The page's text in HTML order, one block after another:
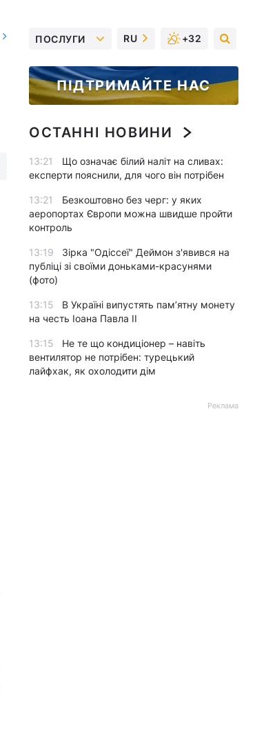
ПОСЛУГИ RU +32
ПІДТРИМАЙТЕ НАС
ОСТАННІ НОВИНИ
13:21
Що означає білий наліт на сливах:
експерти пояснили, для чого він потрібен
13:21
Безкоштовно без черг: у яких
аеропортах Європи можна швидше пройти
контроль
13:19
Зірка "Одіссеї" Деймон з'явився на
публіці зі своїми доньками-красунями
(фото)
13:15
В Україні випустять пам’ятну монету
на честь Іоана Павла II
13:15
Не те що кондиціонер – навіть
вентилятор не потрібен: турецький
лайфхак, як охолодити дім
Реклама